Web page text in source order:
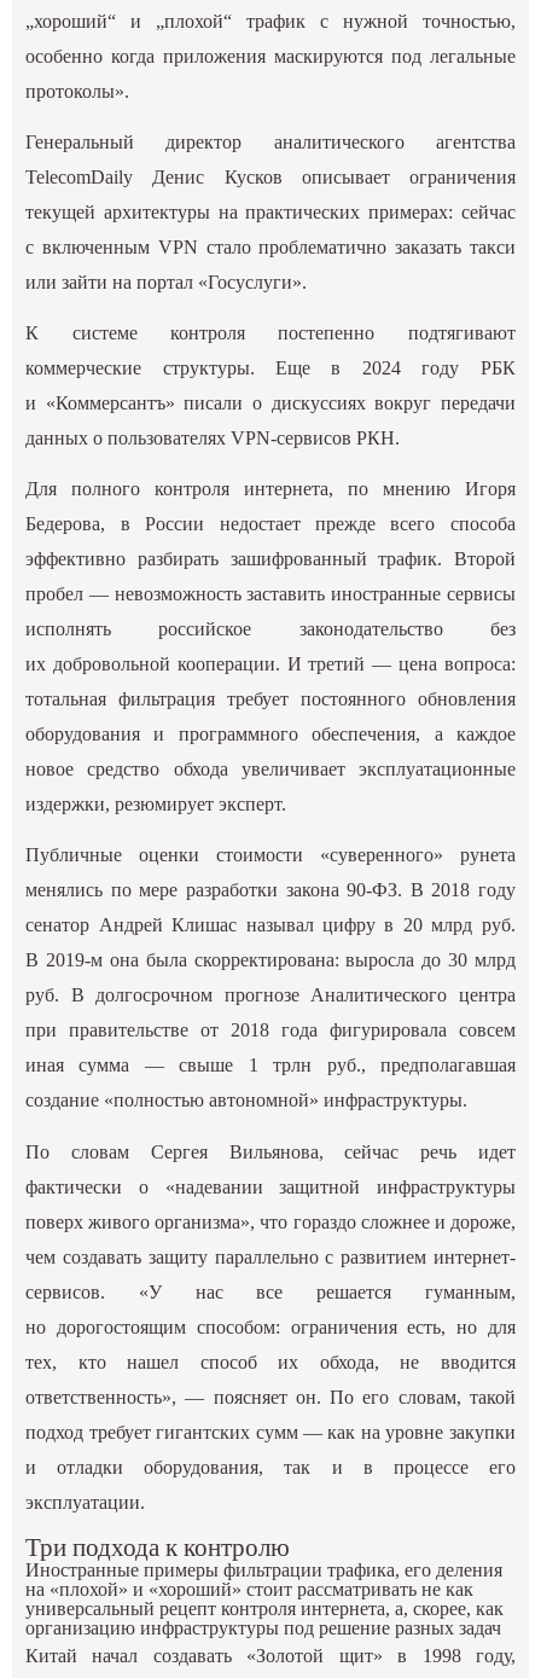
„хороший“ и „плохой“ трафик с нужной точностью,
особенно когда приложения маскируются под легальные
протоколы».
Генеральный директор аналитического агентства
TelecomDaily Денис Кусков описывает ограничения
текущей архитектуры на практических примерах: сейчас
с включенным VPN стало проблематично заказать такси
или зайти на портал «Госуслуги».
К системе контроля постепенно подтягивают
коммерческие структуры. Еще в 2024 году РБК
и «Коммерсантъ» писали о дискуссиях вокруг передачи
данных о пользователях VPN-сервисов РКН.
Для полного контроля интернета, по мнению Игоря
Бедерова, в России недостает прежде всего способа
эффективно разбирать зашифрованный трафик. Второй
пробел — невозможность заставить иностранные сервисы
исполнять российское законодательство без
их добровольной кооперации. И третий — цена вопроса:
тотальная фильтрация требует постоянного обновления
оборудования и программного обеспечения, а каждое
новое средство обхода увеличивает эксплуатационные
издержки, резюмирует эксперт.
Публичные оценки стоимости «суверенного» рунета
менялись по мере разработки закона 90-ФЗ. В 2018 году
сенатор Андрей Клишас называл цифру в 20 млрд руб.
В 2019-м она была скорректирована: выросла до 30 млрд
руб. В долгосрочном прогнозе Аналитического центра
при правительстве от 2018 года фигурировала совсем
иная сумма — свыше 1 трлн руб., предполагавшая
создание «полностью автономной» инфраструктуры.
По словам Сергея Вильянова, сейчас речь идет
фактически о «надевании защитной инфраструктуры
поверх живого организма», что гораздо сложнее и дороже,
чем создавать защиту параллельно с развитием интернет-
сервисов. «У нас все решается гуманным,
но дорогостоящим способом: ограничения есть, но для
тех, кто нашел способ их обхода, не вводится
ответственность», — поясняет он. По его словам, такой
подход требует гигантских сумм — как на уровне закупки
и отладки оборудования, так и в процессе его
эксплуатации.
Три подхода к контролю
Иностранные примеры фильтрации трафика, его деления
на «плохой» и «хороший» стоит рассматривать не как
универсальный рецепт контроля интернета, а, скорее, как
организацию инфраструктуры под решение разных задач
Китай начал создавать «Золотой щит» в 1998 году,